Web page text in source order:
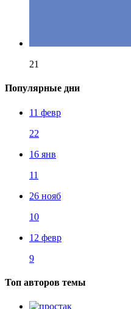
21
Популярные дни
11 февр
22
16 янв
11
26 нояб
10
12 февр
9
Топ авторов темы